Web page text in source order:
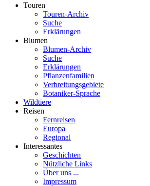
Touren
Touren-Archiv
Suche
Erklärungen
Blumen
Blumen-Archiv
Suche
Erklärungen
Pflanzenfamilien
Verbreitungsgebiete
Botaniker-Sprache
Wildtiere
Reisen
Fernreisen
Europa
Regional
Interessantes
Geschichten
Nützliche Links
Über uns ...
Impressum